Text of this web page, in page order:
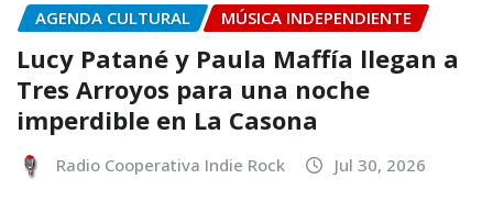
AGENDA CULTURAL MÚSICA INDEPENDIENTE
Lucy Patané y Paula Maffía llegan a
Tres Arroyos para una noche
imperdible en La Casona
Radio Cooperativa Indie Rock Jul 30, 2026